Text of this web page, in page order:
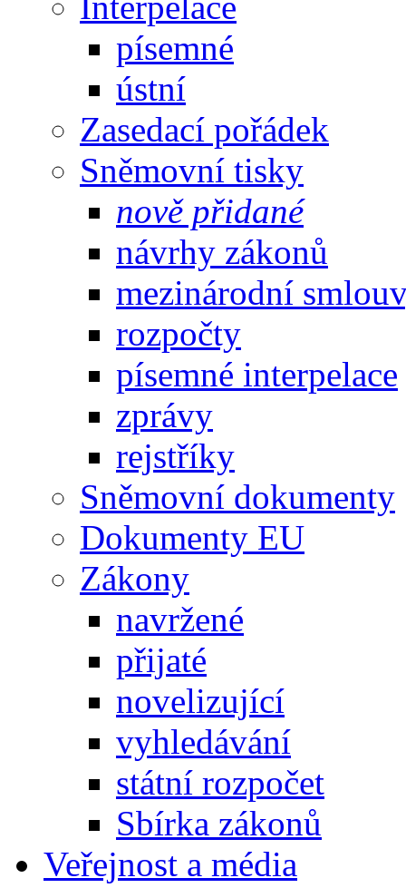
písemné
ústní
Zasedací pořádek
Sněmovní tisky
nově přidané
návrhy zákonů
mezinárodní
rozpočty
písemné interpelace
zprávy
rejstříky
Sněmovní dokumenty
Dokumenty EU
Zákony
navržené
přijaté
novelizující
vyhledávání
státní rozpočet
Sbírka zákonů
Veřejnost a média